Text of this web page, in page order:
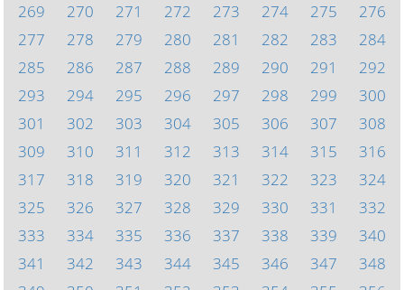
269
270 271 272 273 274 275
276
277
278 279 280 281 282 283
284
285
286 287 288 289 290 291
292
293
294 295 296 297 298 299
300
301
302 303 304 305 306 307
308
309
310 311 312 313 314 315
316
317
318 319 320 321 322 323
324
325
326 327 328 329 330 331
332
333
334 335 336 337 338 339
340
341
342 343 344 345 346 347
348